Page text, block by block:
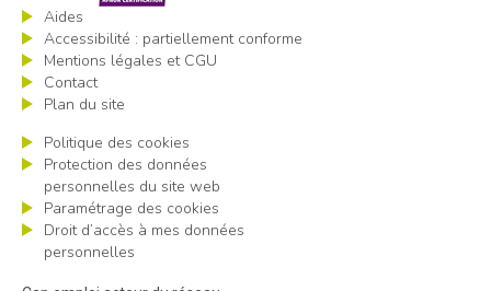
Aides
Accessibilité : partiellement conforme
Mentions légales et CGU
Contact
Plan du site
Politique des cookies
Protection des données
personnelles du site web
Paramétrage des cookies
Droit d’accès à mes données
personnelles